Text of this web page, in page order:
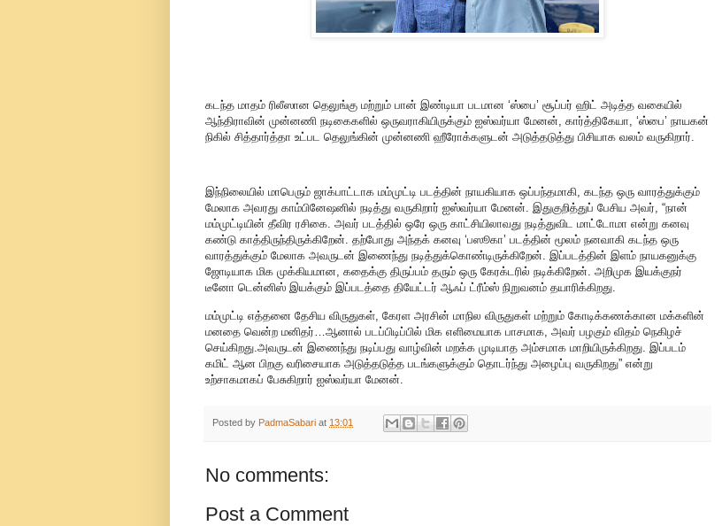
கடந்த மாதம் ரிலீஸான தெலுங்கு மற்றும் பான் இண்டியா படமான ‘ஸ்பை’ சூப்பர் ஹிட் அடித்த வகையில்
ஆந்திராவின் முன்னணி நடிகைகளில் ஒருவராகியிருக்கும் ஐஸ்வர்யா மேனன், கார்த்திகேயா, ‘ஸ்பை’ நாயகன்
நிகில் சித்தார்த்தா உட்பட தெலுங்கின் முன்னணி ஹீரோக்களுடன் அடுத்தடுத்து பிசியாக வலம் வருகிறார்.
இந்நிலையில் மாபெரும் ஜாக்பாட்டாக மம்முட்டி படத்தின் நாயகியாக ஒப்பந்தமாகி, கடந்த ஒரு வாரத்துக்கும்
மேலாக அவரது காம்பினேஷனில் நடித்து வருகிறார் ஐஸ்வர்யா மேனன். இதுகுறித்துப் பேசிய அவர், “நான்
மம்முட்டியின் தீவிர ரசிகை. அவர் படத்தில் ஒரே ஒரு காட்சியிலாவது நடித்துவிட மாட்டோமா என்று கனவு
கண்டு காத்திருந்திருக்கிறேன். தற்போது அந்தக் கனவு ‘பஸூகா’ படத்தின் மூலம் நனவாகி கடந்த ஒரு
வாரத்துக்கும் மேலாக அவருடன் இணைந்து நடித்துக்கொண்டிருக்கிறேன். இப்படத்தின் இளம் நாயகனுக்கு
ஜோடியாக மிக முக்கியமான, கதைக்கு திருப்பம் தரும் ஒரு கேரக்டரில் நடிக்கிறேன். அறிமுக இயக்குநர்
டீனோ டென்னிஸ் இயக்கும் இப்படத்தை தியேட்டர் ஆஃப் ட்ரீம்ஸ் நிறுவனம் தயாரிக்கிறது.
மம்முட்டி எத்தனை தேசிய விருதுகள், கேரள அரசின் மாநில விருதுகள் மற்றும் கோடிக்கணக்கான மக்களின்
மனதை வென்ற மனிதர்…ஆனால் படப்பிடிப்பில் மிக எளிமையாக பாசமாக, அவர் பழகும் விதம் நெகிழச்
செய்கிறது.அவருடன் இணைந்து நடிப்பது வாழ்வின் மறக்க முடியாத அம்சமாக மாறியிருக்கிறது. இப்படம்
கமிட் ஆன பிறகு வரிசையாக அடுத்தடுத்த படங்களுக்கும் தொடர்ந்து அழைப்பு வருகிறது” என்று
உற்சாகமாகப் பேசுகிறார் ஐஸ்வர்யா மேனன்.
Posted by PadmaSabari at 13:01
No comments:
Post a Comment